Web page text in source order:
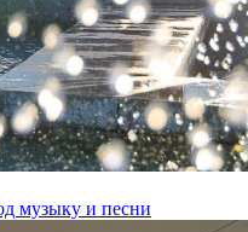
музыку и песни